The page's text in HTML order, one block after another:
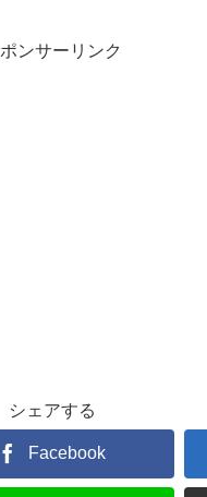
ンサーリンク
シェアする
Facebook